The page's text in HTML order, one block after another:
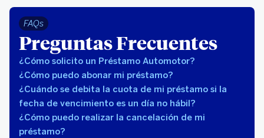
FAQs
Preguntas Frecuentes
¿Cómo solicito un Préstamo Automotor?
¿Cómo puedo abonar mi préstamo?
¿Cuándo se debita la cuota de mi préstamo si la
fecha de vencimiento es un día no hábil?
¿Cómo puedo realizar la cancelación de mi
préstamo?